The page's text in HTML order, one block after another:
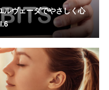
ルヴェーダでやさしく心